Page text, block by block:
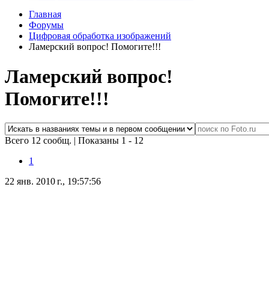
Главная
Форумы
Цифровая обработка изображений
Ламерский вопрос! Помогите!!!
Ламерский вопрос!
Помогите!!!
Всего 12 сообщ. | Показаны 1 - 12
1
22 янв. 2010 г., 19:57:56